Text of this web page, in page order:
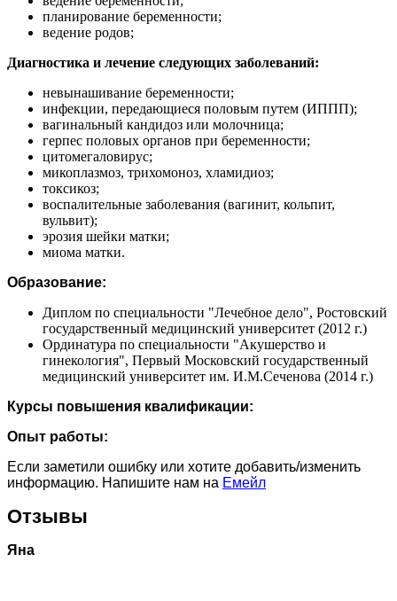
планирование беременности;
ведение родов;
Диагностика и лечение следующих заболеваний:
невынашивание беременности;
инфекции, передающиеся половым путем (ИППП);
вагинальный кандидоз или молочница;
герпес половых органов при беременности;
цитомегаловирус;
микоплазмоз, трихомоноз, хламидиоз;
токсикоз;
воспалительные заболевания (вагинит, кольпит,
вульвит);
эрозия шейки матки;
миома матки.
Образование:
Диплом по специальности "Лечебное дело", Ростовский
государственный медицинский университет (2012 г.)
Ординатура по специальности "Акушерство и
гинекология", Первый Московский государственный
медицинский университет им. И.М.Сеченова (2014 г.)
Курсы повышения квалификации:
Опыт работы:
Если заметили ошибку или хотите добавить/изменить
информацию. Напишите нам на Емейл
Отзывы
Яна